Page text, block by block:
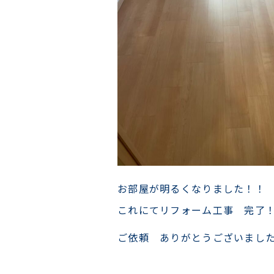
お部屋が明るくなりました！！
これにてリフォーム工事 完了
ご依頼 ありがとうございまし